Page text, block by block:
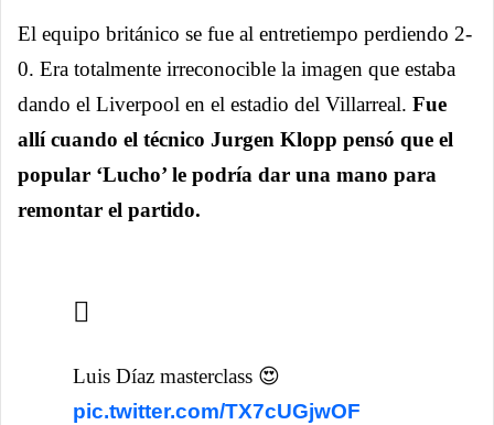
El equipo británico se fue al entretiempo perdiendo 2-
0. Era totalmente irreconocible la imagen que estaba
dando el Liverpool en el estadio del Villarreal. Fue
allí cuando el técnico Jurgen Klopp pensó que el
popular ‘Lucho’ le podría dar una mano para
remontar el partido.
Luis Díaz masterclass 😍
pic.twitter.com/TX7cUGjwOF